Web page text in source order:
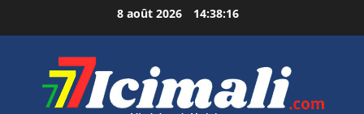
au
8 août 2026 14:38:16